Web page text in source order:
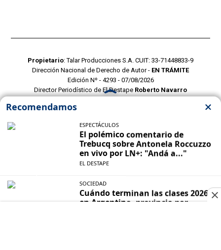
Propietario: Talar Producciones S.A. CUIT: 33-71448833-9
Dirección Nacional de Derecho de Autor - EN TRÁMITE
Edición Nº - 4293 - 07/08/2026
Director Periodístico de El Destape Roberto Navarro
POLITICAS DE PRIVACIDAD
CONTACTO COMERCIAL
CONTACTO EDITORIAL
Mustang Cloud- CMS para portales de noticias